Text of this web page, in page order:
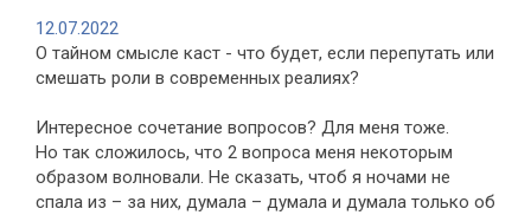
12.07.2022
О тайном смысле каст - что будет, если перепутать или
смешать роли в современных реалиях?
Интересное сочетание вопросов? Для меня тоже.
Но так сложилось, что 2 вопроса меня некоторым
образом волновали. Не сказать, чтоб я ночами не
спала из – за них, думала – думала и думала только об